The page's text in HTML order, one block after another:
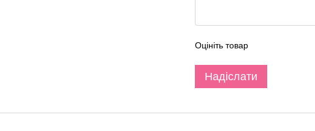
Оцініть товар
Надіслати